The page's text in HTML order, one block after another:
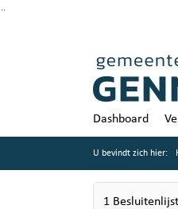
Dashboard
U bevindt zich hier:
1